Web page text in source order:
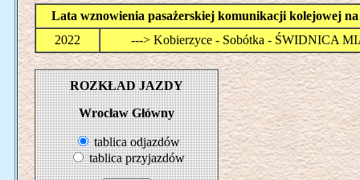
Lata wznowienia pasażerskiej komunikacji kolejowej
2022
---> Kobierzyce - Sobótka - ŚWIDNICA
ROZKŁAD JAZDY
Wrocław Główny
tablica odjazdów
tablica przyjazdów